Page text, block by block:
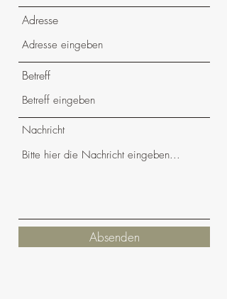
Adresse
Betreff
Nachricht
Absenden